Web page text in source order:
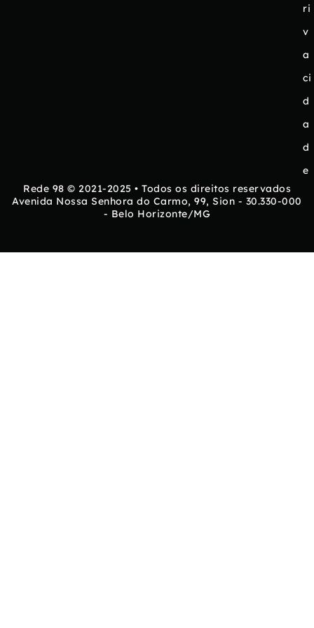
ri
v
a
ci
d
a
d
e
Rede 98 © 2021-2025 • Todos os direitos reservados
Avenida Nossa Senhora do Carmo, 99, Sion - 30.330-000
- Belo Horizonte/MG